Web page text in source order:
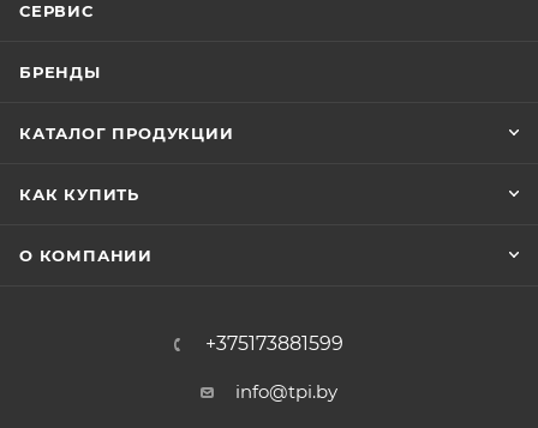
СЕРВИС
БРЕНДЫ
КАТАЛОГ ПРОДУКЦИИ
КАК КУПИТЬ
О КОМПАНИИ
+375173881599
info@tpi.by